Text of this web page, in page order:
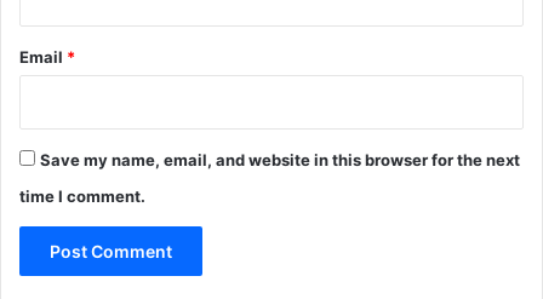
Email *
Save my name, email, and website in this browser for the next
time I comment.